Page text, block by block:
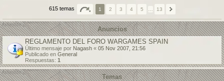
615 temas 1 2 3 4 5 13
Anuncios
REGLAMENTO DEL FORO WARGAMES SPAIN
Último mensaje por Nagash « 05 Nov 2007, 21:56
Publicado en General
Respuestas: 1
Temas